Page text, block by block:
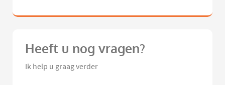
Heeft u nog vragen?
Ik help u graag verder